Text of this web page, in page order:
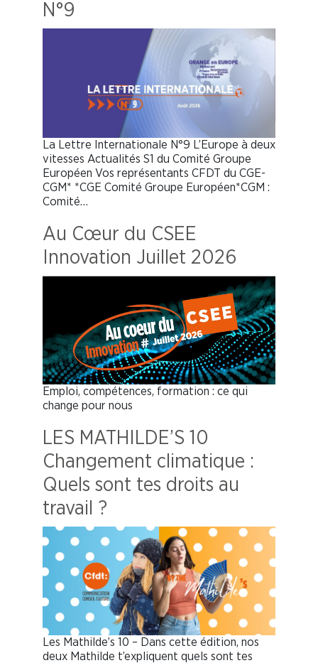
N°9
La Lettre Internationale N°9 L’Europe à deux
vitesses Actualités S1 du Comité Groupe
Européen Vos représentants CFDT du CGE-
CGM* *CGE Comité Groupe Européen*CGM :
Comité…
Au Cœur du CSEE
Innovation Juillet 2026
Emploi, compétences, formation : ce qui
change pour nous
LES MATHILDE’S 10
Changement climatique :
Quels sont tes droits au
travail ?
Les Mathilde’s 10 – Dans cette édition, nos
deux Mathilde t’expliquent quels sont tes